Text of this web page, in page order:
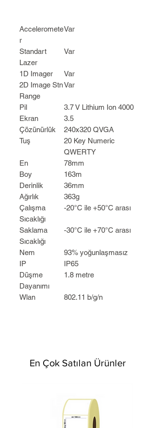
Acceleromete
r
Var
Standart
Lazer
Var
1D Imager
Var
2D Image Stn
Range
Var
Pil
3.7 V Lithium Ion 4000
Ekran
3.5
Çözünürlük
240x320 QVGA
Tuş
20 Key Numeric
QWERTY
En
78mm
Boy
163m
Derinlik
36mm
Ağırlık
363g
Çalışma
Sıcaklığı
-20°C ile +50°C arası
Saklama
Sıcaklığı
-30°C ile +70°C arası
Nem
93% yoğunlaşmasız
IP
IP65
Düşme
Dayanımı
1.8 metre
Wlan 802.11 b/g/n
En Çok Satılan Ürünler